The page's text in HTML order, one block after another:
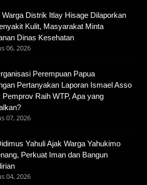
Warga Distrik Itlay Hisage Dilaporkan
Kulit, Masyarakat Minta
Dinas Kesehatan
06, 2026
Perempuan Papua
Pertanyakan Laporan Ismael Asso
Pemprov Raih WTP, Apa yang
07, 2026
Yahuli Ajak Warga Yahukimo
Perkuat Iman dan Bangun
04, 2026